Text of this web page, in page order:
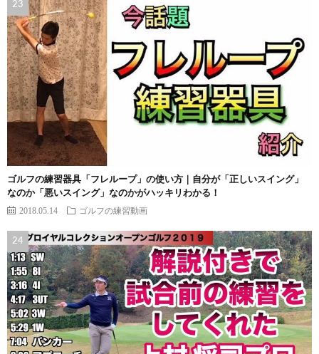
ゴルフの練習器具「フレループ」の使い方｜自分が「正しいスイング」
なのか「悪いスイング」なのかがハッキリわかる！
2018.05.14 ゴルフの練習動画